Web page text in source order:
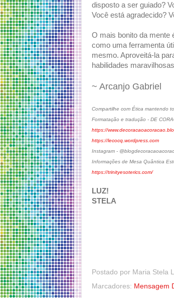
disposto a ser guiado?
Você está agradecido?
O mais bonito da mente
como uma ferramenta
mesmo. Aproveitá-la
habilidades
~ Arcanjo Gabriel
Compartilhe com Ética mantendo
Formatação e tradução - DE
https://
https://lecocq.wordpress.com
Instagram -
Informações de Mesa Quântica
https://trinityesoterics.com/
LUZ!
STELA
Postado por Maria Stela
Marcadores: Mensagem